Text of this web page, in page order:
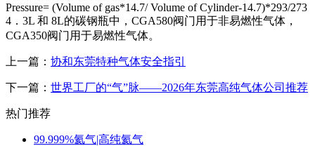
Pressure= (Volume of gas*14.7/ Volume of Cylinder-14.7)*293/273
4．3L 和 8L的碳钢瓶中，CGA580阀门用于非易燃性气体，
CGA350阀门用于易燃性气体。
上一篇： 协和东莞特种气体安全指引
下一篇： 世界工厂的“气”脉——2026年东莞高纯气体公司推荐
热门推荐
99.999%氦气|高纯氦气